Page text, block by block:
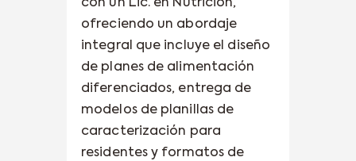
con un Lic. en Nutrición,
ofreciendo un abordaje
integral que incluye el diseño
de planes de alimentación
diferenciados, entrega de
modelos de planillas de
caracterización para
residentes y formatos de